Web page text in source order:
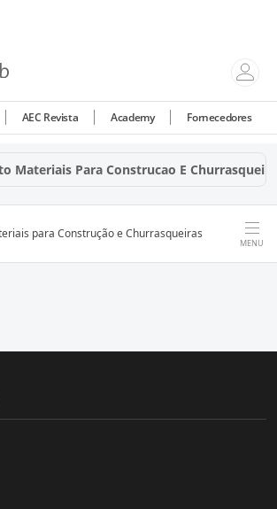
AEC Revista Academy Fornecedores
Materiais Para Construcao E
para Construção e Churrasqueiras
MENU